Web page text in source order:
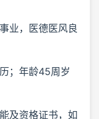
业，医德医风良
；年龄45周岁
及资格证书，如